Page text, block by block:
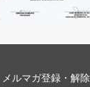
メルマガ登録・解除